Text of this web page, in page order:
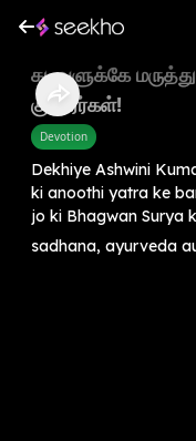
கடவுளுக்கே
குமாரர்கள்!
Devotion
Dekhiye Ashwini
ki anoothi yatra ke
jo ki Bhagwan Surya
sadhana, ayurveda